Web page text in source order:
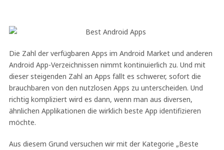
Die Zahl der verfügbaren Apps im Android Market und anderen
Android App-Verzeichnissen nimmt kontinuierlich zu. Und mit
dieser steigenden Zahl an Apps fällt es schwerer, sofort die
brauchbaren von den nutzlosen Apps zu unterscheiden. Und
richtig kompliziert wird es dann, wenn man aus diversen,
ähnlichen Applikationen die wirklich beste App identifizieren
möchte.
Aus diesem Grund versuchen wir mit der Kategorie „Beste